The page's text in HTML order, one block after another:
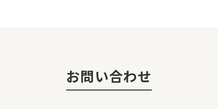
お問い合わせ